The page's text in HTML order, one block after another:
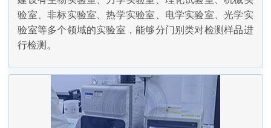
验室、非标实验室、热学实验室、电学实验室、光学实
验室等多个领域的实验室，能够分门别类对检测样品进
行检测。